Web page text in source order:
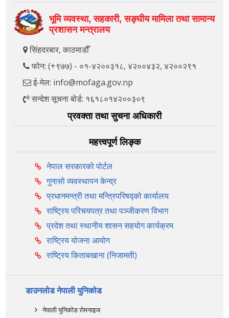
भूमि व्यवस्था, सहकारी, सङ्‍घीय मामिला तथा सामान्य
प्रशासन मन्त्रालय
सिंहदरबार, काठमाडौँ
फोन: (+९७७) - ०१-४२००३१८, ४२००४३२, ४२००२९१
ई-मेल: info@mofaga.gov.np
सन्देश सूचना बोर्ड: १६१८०१४२००३०९
प्रवक्ता तथा सुचना अधिकारी
महत्त्वपूर्ण लिङ्क
नेपाल सरकारको पोर्टल
गुनासो व्यवस्थापन केन्द्र
प्रधानमन्त्री तथा मन्त्रिपरिषद्को कार्यालय
राष्ट्रिय परिचयपत्र तथा पञ्‍जीकरण विभाग
प्रदेश तथा स्थानीय शासन सहयोग कार्यक्रम
राष्ट्रिय योजना आयोग
राष्ट्रिय किताबखाना (निजामती)
डाउनलोड नेपाली युनिकोड
नेपाली युनिकोड रोमनाइज